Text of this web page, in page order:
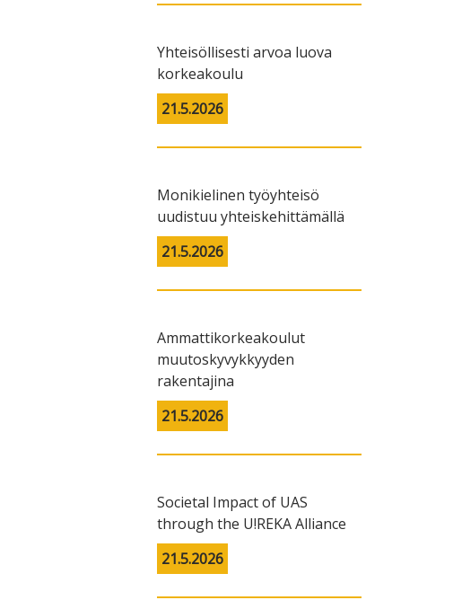
Yhteisöllisesti arvoa luova
korkeakoulu
21.5.2026
Monikielinen työyhteisö
uudistuu yhteiskehittämällä
21.5.2026
Ammattikorkeakoulut
muutoskyvykkyyden
rakentajina
21.5.2026
Societal Impact of UAS
through the U!REKA Alliance
21.5.2026